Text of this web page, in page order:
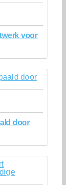
voor
door